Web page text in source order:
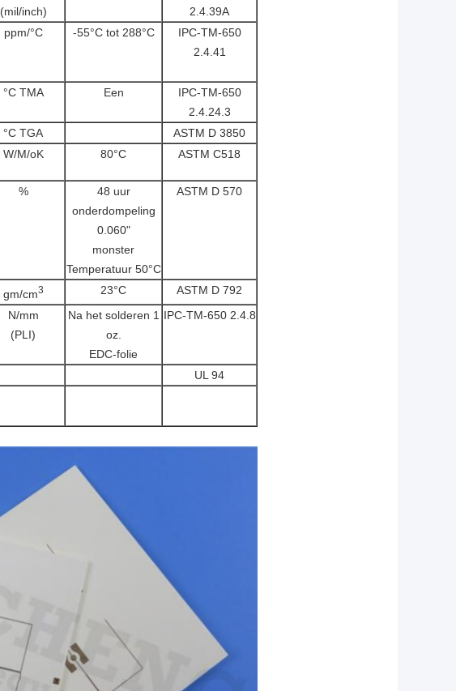
(mil/inch)
2.4.39A
ppm/°C -55°C tot 288°C
IPC-TM-650
2.4.41
°C TMA Een
IPC-TM-650
2.4.24.3
°C TGA
ASTM D 3850
W/M/oK 80°C ASTM C518
%
48 uur
onderdompeling
0.060"
monster
Temperatuur 50°C
ASTM D 570
gm/cm3 23°C
ASTM D 792
N/mm
(PLI)
Na het solderen 1
oz.
EDC-folie
IPC-TM-650 2.4.8
UL 94